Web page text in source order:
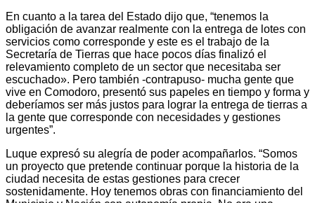
En cuanto a la tarea del Estado dijo que, “tenemos la
obligación de avanzar realmente con la entrega de lotes con
servicios como corresponde y este es el trabajo de la
Secretaría de Tierras que hace pocos días finalizó el
relevamiento completo de un sector que necesitaba ser
escuchado». Pero también -contrapuso- mucha gente que
vive en Comodoro, presentó sus papeles en tiempo y forma y
deberíamos ser más justos para lograr la entrega de tierras a
la gente que corresponde con necesidades y gestiones
urgentes”.
Luque expresó su alegría de poder acompañarlos. “Somos
un proyecto que pretende continuar porque la historia de la
ciudad necesita de estas gestiones para crecer
sostenidamente. Hoy tenemos obras con financiamiento del